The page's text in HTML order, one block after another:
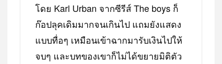
โดย Karl Urban จากซีรีส์ The boys ก็
ก๊อปลุคเดิมมากจนเกินไป แถมยังแสดง
แบบทื่อๆ เหมือนเข้าฉากมารับเงินไปให้
จบๆ และบทของเขาก็ไม่ได้ขยายมิติตัว